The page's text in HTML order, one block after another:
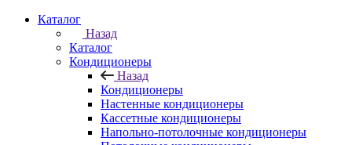
Каталог
Назад
Каталог
Кондиционеры
Назад
Кондиционеры
Настенные кондиционеры
Кассетные кондиционеры
Напольно-потолочные кондиционеры